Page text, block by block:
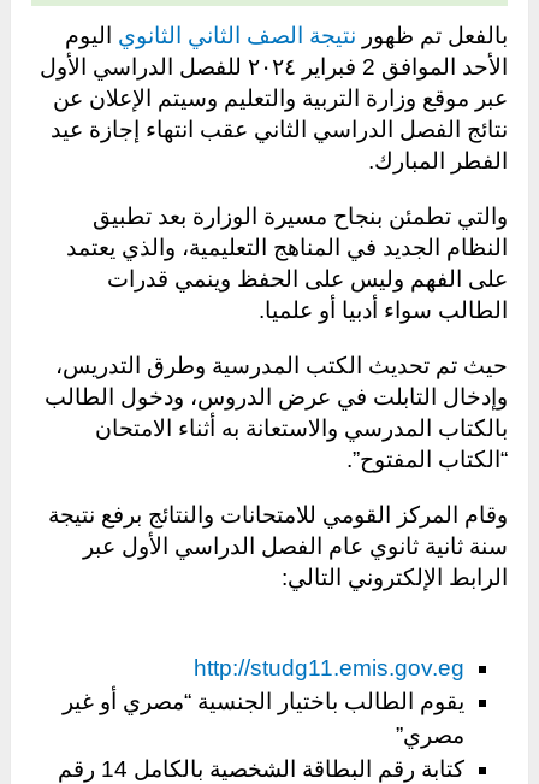
بالفعل تم ظهور نتيجة الصف الثاني الثانوي اليوم
الأحد الموافق 2 فبراير ٢٠٢٤ للفصل الدراسي الأول
عبر موقع وزارة التربية والتعليم وسيتم الإعلان عن
نتائج الفصل الدراسي الثاني عقب انتهاء إجازة عيد
الفطر المبارك.
والتي تطمئن بنجاح مسيرة الوزارة بعد تطبيق
النظام الجديد في المناهج التعليمية، والذي يعتمد
على الفهم وليس على الحفظ وينمي قدرات
الطالب سواء أدبيا أو علميا.
حيث تم تحديث الكتب المدرسية وطرق التدريس،
وإدخال التابلت في عرض الدروس، ودخول الطالب
بالكتاب المدرسي والاستعانة به أثناء الامتحان
“الكتاب المفتوح”.
وقام المركز القومي للامتحانات والنتائج برفع نتيجة
سنة ثانية ثانوي عام الفصل الدراسي الأول عبر
الرابط الإلكتروني التالي:
http://studg11.emis.gov.eg
يقوم الطالب باختيار الجنسية “مصري أو غير
مصري”
كتابة رقم البطاقة الشخصية بالكامل 14 رقم